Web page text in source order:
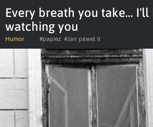
Every breath you take... I'll
watching you
Humor #papiez #Jan paweł II